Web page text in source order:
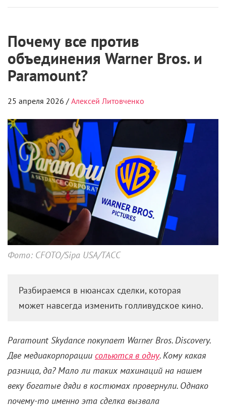
Почему все против
объединения Warner Bros. и
Paramount?
25 апреля 2026 / Алексей Литовченко
Фото: CFOTO/Sipa USA/ТАСС
Разбираемся в нюансах сделки, которая
может навсегда изменить голливудское кино.
Paramount Skydance покупает Warner Bros. Discovery.
Две медиакорпорации сольются в одну. Кому какая
разница, да? Мало ли таких махинаций на нашем
веку богатые дяди в костюмах провернули. Однако
почему-то именно эта сделка вызвала